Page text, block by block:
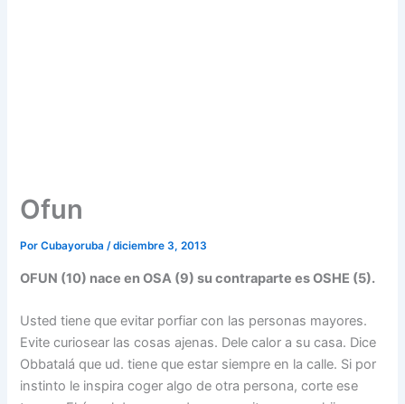
Ofun
PorCubayoruba/diciembre 3, 2013
OFUN (10) nace en OSA (9) su contraparte es OSHE (5).
Usted tiene que evitar porfiar con las personas mayores.
Evite curiosear las cosas ajenas. Dele calor a su casa. Dice
Obbatalá que ud. tiene que estar siempre en la calle. Si por
instinto le inspira coger algo de otra persona, corte ese